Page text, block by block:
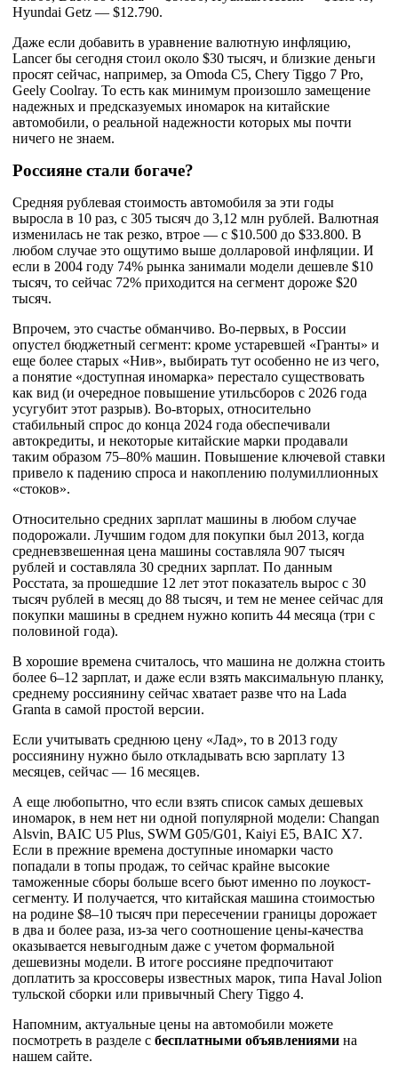
Hyundai Getz — $12.790.
Даже если добавить в уравнение валютную инфляцию,
Lancer бы сегодня стоил около $30 тысяч, и близкие деньги
просят сейчас, например, за Omoda C5, Chery Tiggo 7 Pro,
Geely Coolray. То есть как минимум произошло замещение
надежных и предсказуемых иномарок на китайские
автомобили, о реальной надежности которых мы почти
ничего не знаем.
Россияне стали богаче?
Средняя рублевая стоимость автомобиля за эти годы
выросла в 10 раз, с 305 тысяч до 3,12 млн рублей. Валютная
изменилась не так резко, втрое — с $10.500 до $33.800. В
любом случае это ощутимо выше долларовой инфляции. И
если в 2004 году 74% рынка занимали модели дешевле $10
тысяч, то сейчас 72% приходится на сегмент дороже $20
тысяч.
Впрочем, это счастье обманчиво. Во-первых, в России
опустел бюджетный сегмент: кроме устаревшей «Гранты» и
еще более старых «Нив», выбирать тут особенно не из чего,
а понятие «доступная иномарка» перестало существовать
как вид (и очередное повышение утильсборов с 2026 года
усугубит этот разрыв). Во-вторых, относительно
стабильный спрос до конца 2024 года обеспечивали
автокредиты, и некоторые китайские марки продавали
таким образом 75–80% машин. Повышение ключевой ставки
привело к падению спроса и накоплению полумиллионных
«стоков».
Относительно средних зарплат машины в любом случае
подорожали. Лучшим годом для покупки был 2013, когда
средневзвешенная цена машины составляла 907 тысяч
рублей и составляла 30 средних зарплат. По данным
Росстата, за прошедшие 12 лет этот показатель вырос с 30
тысяч рублей в месяц до 88 тысяч, и тем не менее сейчас для
покупки машины в среднем нужно копить 44 месяца (три с
половиной года).
В хорошие времена считалось, что машина не должна стоить
более 6–12 зарплат, и даже если взять максимальную планку,
среднему россиянину сейчас хватает разве что на Lada
Granta в самой простой версии.
Если учитывать среднюю цену «Лад», то в 2013 году
россиянину нужно было откладывать всю зарплату 13
месяцев, сейчас — 16 месяцев.
А еще любопытно, что если взять список самых дешевых
иномарок, в нем нет ни одной популярной модели: Changan
Alsvin, BAIC U5 Plus, SWM G05/G01, Kaiyi E5, BAIC X7.
Если в прежние времена доступные иномарки часто
попадали в топы продаж, то сейчас крайне высокие
таможенные сборы больше всего бьют именно по лоукост-
сегменту. И получается, что китайская машина стоимостью
на родине $8–10 тысяч при пересечении границы дорожает
в два и более раза, из-за чего соотношение цены-качества
оказывается невыгодным даже с учетом формальной
дешевизны модели. В итоге россияне предпочитают
доплатить за кроссоверы известных марок, типа Haval Jolion
тульской сборки или привычный Chery Tiggo 4.
Напомним, актуальные цены на автомобили можете
посмотреть в разделе с бесплатными объявлениями на
нашем сайте.